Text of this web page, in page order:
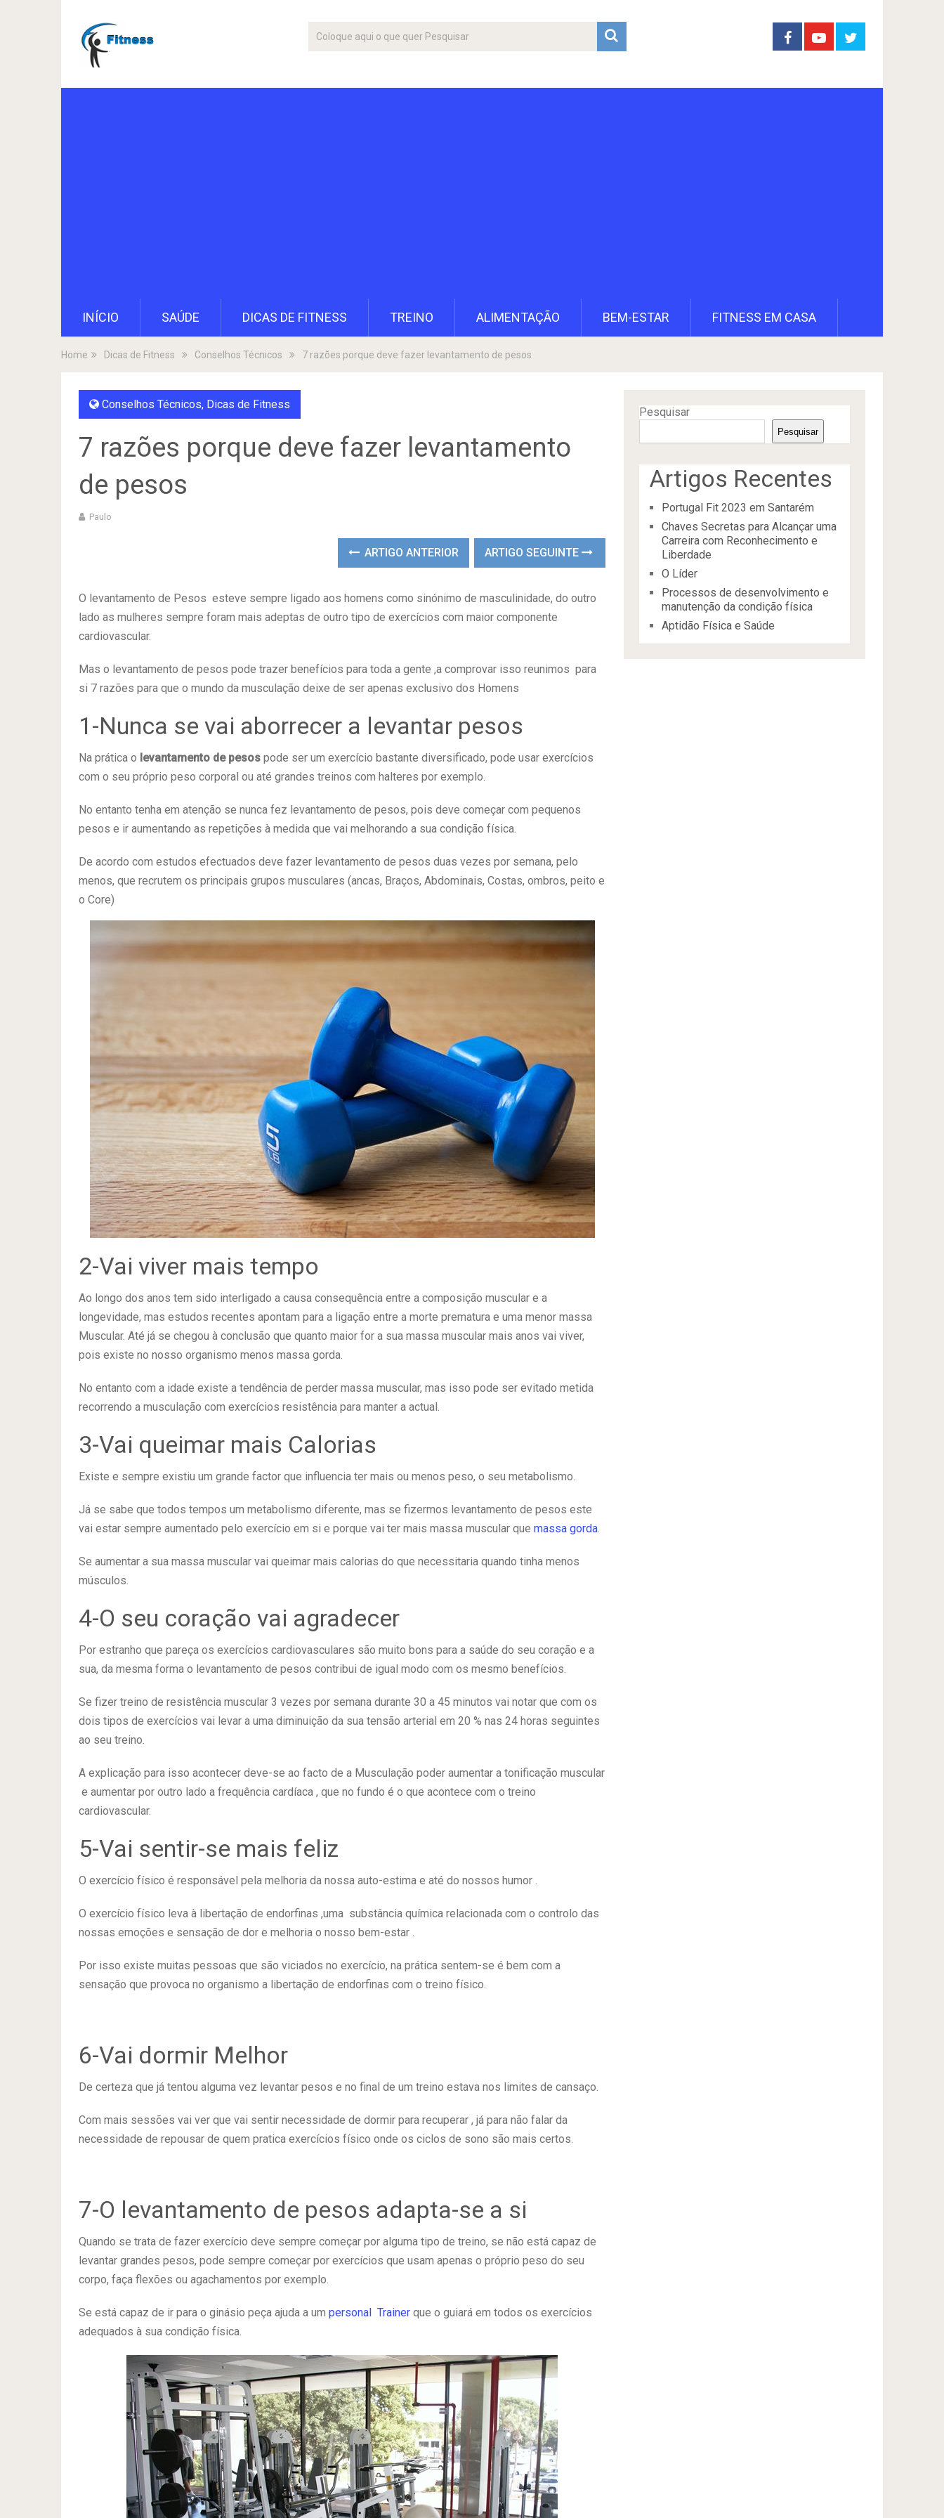
INÍCIO SAÚDE DICAS DE FITNESS TREINO ALIMENTAÇÃO BEM-ESTAR FITNESS EM CASA
Home Dicas de Fitness Conselhos Técnicos 7 razões porque deve fazer levantamento de pesos
Conselhos Técnicos, Dicas de Fitness
7 razões porque deve fazer levantamento
de pesos
Paulo
ARTIGO ANTERIOR ARTIGO SEGUINTE
O levantamento de Pesos esteve sempre ligado aos homens como sinónimo de masculinidade, do outro
lado as mulheres sempre foram mais adeptas de outro tipo de exercícios com maior componente
cardiovascular.
Mas o levantamento de pesos pode trazer benefícios para toda a gente ,a comprovar isso reunimos para
si 7 razões para que o mundo da musculação deixe de ser apenas exclusivo dos Homens
1-Nunca se vai aborrecer a levantar pesos
Na prática o levantamento de pesos pode ser um exercício bastante diversificado, pode usar exercícios
com o seu próprio peso corporal ou até grandes treinos com halteres por exemplo.
No entanto tenha em atenção se nunca fez levantamento de pesos, pois deve começar com pequenos
pesos e ir aumentando as repetições à medida que vai melhorando a sua condição física.
De acordo com estudos efectuados deve fazer levantamento de pesos duas vezes por semana, pelo
menos, que recrutem os principais grupos musculares (ancas, Braços, Abdominais, Costas, ombros, peito e
o Core)
2-Vai viver mais tempo
Ao longo dos anos tem sido interligado a causa consequência entre a composição muscular e a
longevidade, mas estudos recentes apontam para a ligação entre a morte prematura e uma menor massa
Muscular. Até já se chegou à conclusão que quanto maior for a sua massa muscular mais anos vai viver,
pois existe no nosso organismo menos massa gorda.
No entanto com a idade existe a tendência de perder massa muscular, mas isso pode ser evitado metida
recorrendo a musculação com exercícios resistência para manter a actual.
3-Vai queimar mais Calorias
Existe e sempre existiu um grande factor que influencia ter mais ou menos peso, o seu metabolismo.
Já se sabe que todos tempos um metabolismo diferente, mas se fizermos levantamento de pesos este
vai estar sempre aumentado pelo exercício em si e porque vai ter mais massa muscular que massa gorda.
Se aumentar a sua massa muscular vai queimar mais calorias do que necessitaria quando tinha menos
músculos.
4-O seu coração vai agradecer
Por estranho que pareça os exercícios cardiovasculares são muito bons para a saúde do seu coração e a
sua, da mesma forma o levantamento de pesos contribui de igual modo com os mesmo benefícios.
Se fizer treino de resistência muscular 3 vezes por semana durante 30 a 45 minutos vai notar que com os
dois tipos de exercícios vai levar a uma diminuição da sua tensão arterial em 20 % nas 24 horas seguintes
ao seu treino.
A explicação para isso acontecer deve-se ao facto de a Musculação poder aumentar a tonificação muscular
e aumentar por outro lado a frequência cardíaca , que no fundo é o que acontece com o treino
cardiovascular.
5-Vai sentir-se mais feliz
O exercício físico é responsável pela melhoria da nossa auto-estima e até do nossos humor .
O exercício físico leva à libertação de endorfinas ,uma substância química relacionada com o controlo das
nossas emoções e sensação de dor e melhoria o nosso bem-estar .
Por isso existe muitas pessoas que são viciados no exercício, na prática sentem-se é bem com a
sensação que provoca no organismo a libertação de endorfinas com o treino físico.
6-Vai dormir Melhor
De certeza que já tentou alguma vez levantar pesos e no final de um treino estava nos limites de cansaço.
Com mais sessões vai ver que vai sentir necessidade de dormir para recuperar , já para não falar da
necessidade de repousar de quem pratica exercícios físico onde os ciclos de sono são mais certos.
7-O levantamento de pesos adapta-se a si
Quando se trata de fazer exercício deve sempre começar por alguma tipo de treino, se não está capaz de
levantar grandes pesos, pode sempre começar por exercícios que usam apenas o próprio peso do seu
corpo, faça flexões ou agachamentos por exemplo.
Se está capaz de ir para o ginásio peça ajuda a um personal Trainer que o guiará em todos os exercícios
adequados à sua condição física.
Pesquisar
Pesquisar
Artigos Recentes
Portugal Fit 2023 em Santarém
Chaves Secretas para Alcançar uma
Carreira com Reconhecimento e
Liberdade
O Líder
Processos de desenvolvimento e
manutenção da condição física
Aptidão Física e Saúde